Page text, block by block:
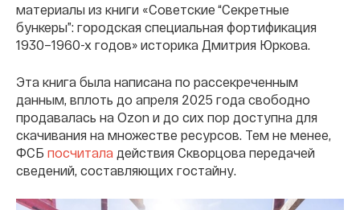
материалы из книги «Советские “Секретные
бункеры”: городская специальная фортификация
1930–1960-х годов» историка Дмитрия Юркова.
Эта книга была написана по рассекреченным
данным, вплоть до апреля 2025 года свободно
продавалась на Ozon и до сих пор доступна для
скачивания на множестве ресурсов. Тем не менее,
ФСБ посчитала действия Скворцова передачей
сведений, составляющих гостайну.